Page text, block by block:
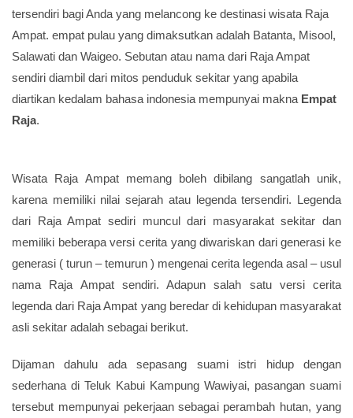
tersendiri bagi Anda yang melancong ke destinasi wisata Raja
Ampat. empat pulau yang dimaksutkan adalah Batanta, Misool,
Salawati dan Waigeo. Sebutan atau nama dari Raja Ampat
sendiri diambil dari mitos penduduk sekitar yang apabila
diartikan kedalam bahasa indonesia mempunyai makna Empat
Raja.
Wisata Raja Ampat memang boleh dibilang sangatlah unik,
karena memiliki nilai sejarah atau legenda tersendiri. Legenda
dari Raja Ampat sediri muncul dari masyarakat sekitar dan
memiliki beberapa versi cerita yang diwariskan dari generasi ke
generasi ( turun – temurun ) mengenai cerita legenda asal – usul
nama Raja Ampat sendiri. Adapun salah satu versi cerita
legenda dari Raja Ampat yang beredar di kehidupan masyarakat
asli sekitar adalah sebagai berikut.
Dijaman dahulu ada sepasang suami istri hidup dengan
sederhana di Teluk Kabui Kampung Wawiyai, pasangan suami
tersebut mempunyai pekerjaan sebagai perambah hutan, yang